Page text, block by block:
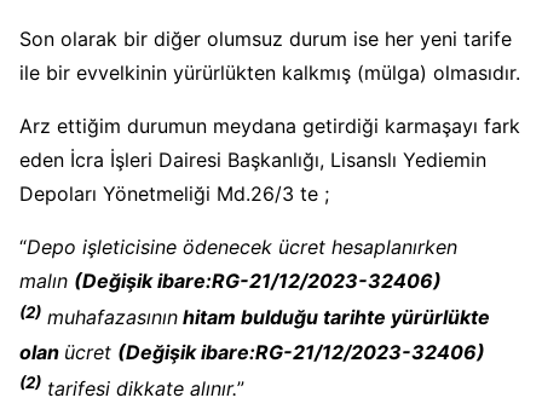
Son olarak bir diğer olumsuz durum ise her yeni tarife
ile bir evvelkinin yürürlükten kalkmış (mülga) olmasıdır.
Arz ettiğim durumun meydana getirdiği karmaşayı fark
eden İcra İşleri Dairesi Başkanlığı, Lisanslı Yediemin
Depoları Yönetmeliği Md.26/3 te ;
“Depo işleticisine ödenecek ücret hesaplanırken
malın (Değişik ibare:RG-21/12/2023-32406)
(2) muhafazasının hitam bulduğu tarihte yürürlükte
olan ücret (Değişik ibare:RG-21/12/2023-32406)
(2) tarifesi dikkate alınır.”